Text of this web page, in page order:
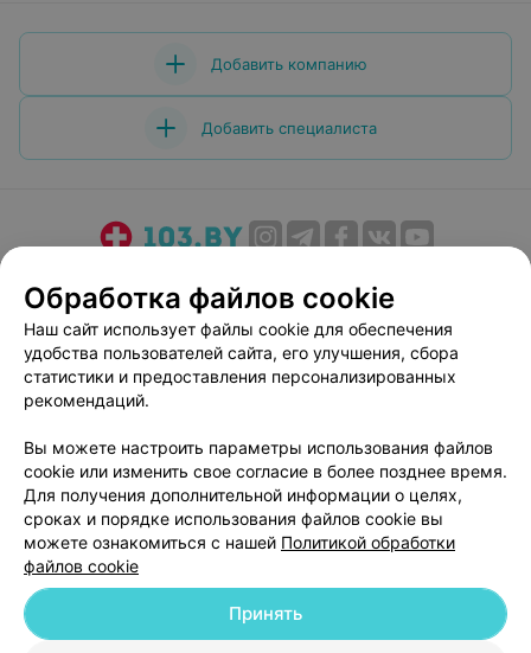
Добавить компанию
Добавить специалиста
Медицинский маркетинг
Публичный договор
Пользовательское соглашение
Способы оплаты
Вакансии
Партнеры
Написать руководителю 103.by
Персональные настройки cookie
Обработка персональных данных
Обработка файлов cookie
Наш сайт использует файлы cookie для обеспечения
удобства пользователей сайта, его улучшения, сбора
статистики и предоставления персонализированных
рекомендаций.
Вы можете настроить параметры использования файлов
cookie или изменить свое согласие в более позднее время.
Для получения дополнительной информации о целях,
сроках и порядке использования файлов cookie вы
можете ознакомиться с нашей Политикой обработки
файлов cookie
Принять